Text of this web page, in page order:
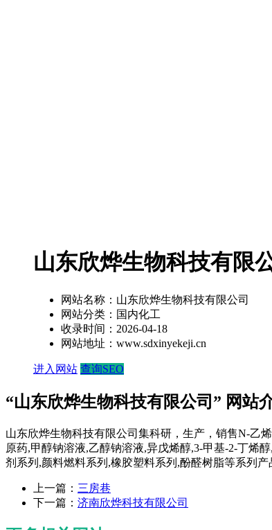
山东欣烨生物科技有限
网站名称： 山东欣烨生物科技有限公司
网站分类： 国内化工
收录时间： 2026-04-18
网站地址： www.sdxinyekeji.cn
进入网站 查询SEO
“山东欣烨生物科技有限公司” 网站
山东欣烨生物科技有限公司集科研，生产，销售N-乙
原药,甲醇钠溶液,乙醇钠溶液,异戊烯醇,3-甲基-2-丁烯
剂系列,颜料燃料系列,橡胶塑料系列,酚醛树脂等系列
上一篇： 三房巷
下一篇： 济南欣烨科技有限公司